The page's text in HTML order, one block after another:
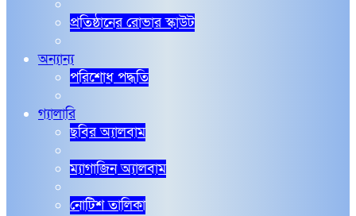
প্রতিষ্ঠানের রোভার স্কাউট
অন্যান্য
পরিশোধ পদ্ধতি
গ্যালারি
ছবির অ্যালবাম
ম্যাগাজিন অ্যালবাম
নোটিশ তালিকা